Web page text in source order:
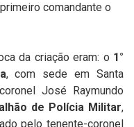
comandante o
da criação eram: o 1°
, com sede em Santa
José Raymundo
de Polícia Militar,
pelo tenente-coronel